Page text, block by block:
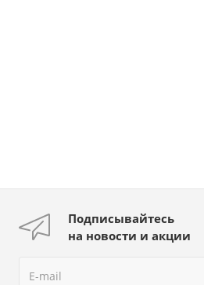
Подписывайтесь
на новости и акции